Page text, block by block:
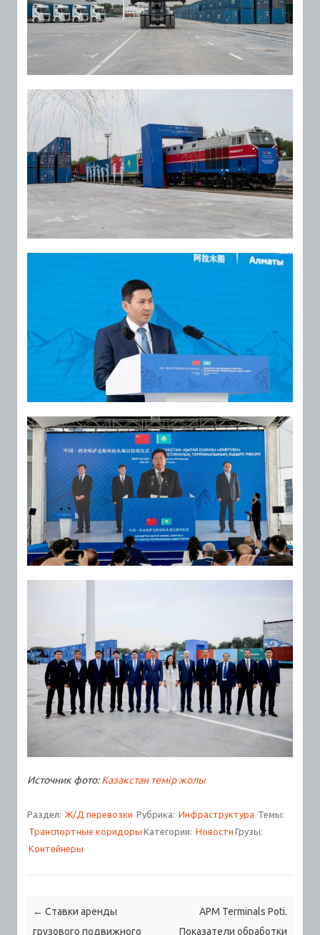
Источник фото:Казакстан темір жолы
Раздел: Ж/Д перевозки Рубрика: Инфраструктура Темы:
Транспортные коридоры Категории: Новости Грузы:
Контейнеры
Навигация по записям
← Ставки аренды
грузового подвижного
APM Terminals Poti.
Показатели обработки